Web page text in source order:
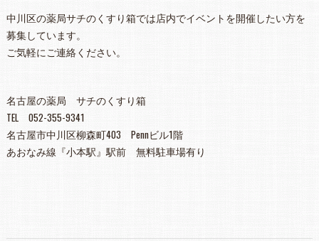
中川区の薬局サチのくすり箱では店内でイベントを開催したい方を
募集しています。
ご気軽にご連絡ください。
名古屋の薬局 サチのくすり箱
TEL 052-355-9341
名古屋市中川区柳森町403 Pennビル1階
あおなみ線『小本駅』駅前 無料駐車場有り